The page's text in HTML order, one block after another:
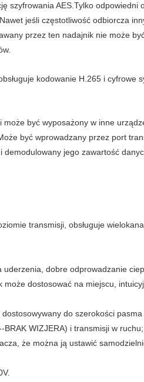
szyfrowania AES.Tylko
jeśli częstotliwość odbiorcza
przez ten nadajnik nie może
kodowanie H.265 i cyfrowe
być wyposażony w inne
być wprowadzany przez port
demodulowany jego zawartość
transmisji, obsługuje
dobre odprowadzanie
dostosować na miejscu,
do szerokości pasma
WIZJERA) i transmisji w ruchu;
że ​​można ją ustawić